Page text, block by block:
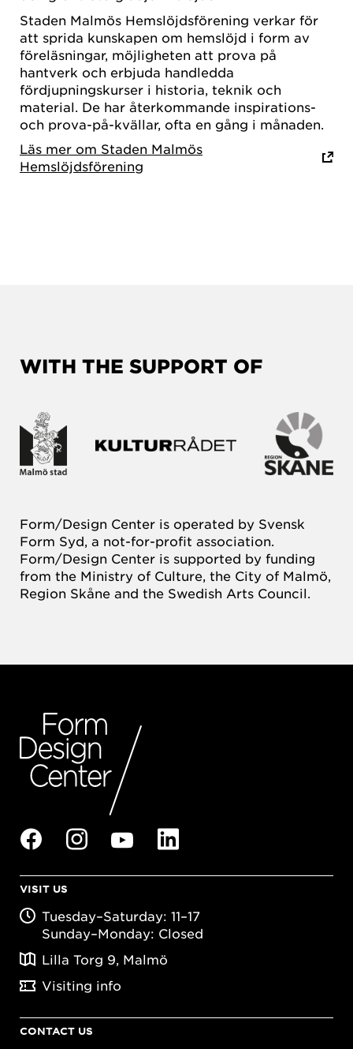
Staden Malmös Hemslöjdsförening verkar för
att sprida kunskapen om hemslöjd i form av
föreläsningar, möjligheten att prova på
hantverk och erbjuda handledda
fördjupningskurser i historia, teknik och
material. De har återkommande inspirations-
och prova-på-kvällar, ofta en gång i månaden.
Läs mer om Staden Malmös
Hemslöjdsförening
WITH THE SUPPORT OF
Form/Design Center is operated by Svensk
Form Syd, a not-for-profit association.
Form/Design Center is supported by funding
from the Ministry of Culture, the City of Malmö,
Region Skåne and the Swedish Arts Council.
VISIT US
Tuesday–Saturday: 11–17
Sunday–Monday: Closed
Lilla Torg 9, Malmö
Visiting info
CONTACT US